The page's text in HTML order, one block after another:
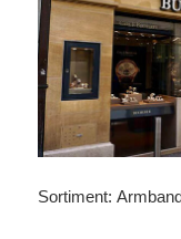
Sortiment: